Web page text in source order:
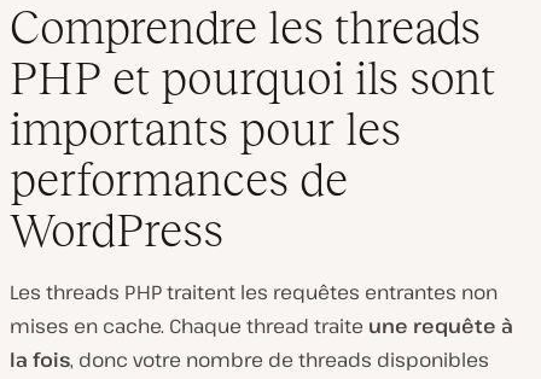
Comprendre les threads
PHP et pourquoi ils sont
importants pour les
performances de
WordPress
Les threads PHP traitent les requêtes entrantes non
mises en cache. Chaque thread traite une requête à
la fois, donc votre nombre de threads disponibles